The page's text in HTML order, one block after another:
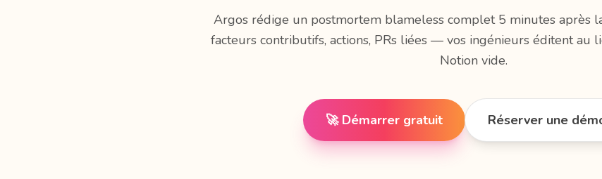
Argos rédige un postmortem blameless complet 5 minutes après
facteurs contributifs, actions, PRs liées — vos ingénieurs éditent au
Notion vide.
🚀 Démarrer gratuit Réserver une